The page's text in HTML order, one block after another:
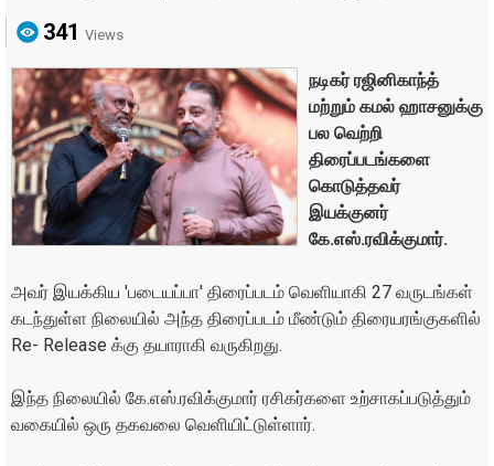
341 Views
நடிகர் ரஜினிகாந்த்
மற்றும் கமல் ஹாசனுக்கு
பல வெற்றி
திரைப்படங்களை
கொடுத்தவர்
இயக்குனர்
கே.எஸ்.ரவிக்குமார்.
அவர் இயக்கிய 'படையப்பா' திரைப்படம் வெளியாகி 27 வருடங்கள்
கடந்துள்ள நிலையில் அந்த திரைப்படம் மீண்டும் திரையரங்குகளில்
Re- Release க்கு தயாராகி வருகிறது.
இந்த நிலையில் கே.எஸ்.ரவிக்குமார் ரசிகர்களை உற்சாகப்படுத்தும்
வகையில் ஒரு தகவலை வெளியிட்டுள்ளார்.